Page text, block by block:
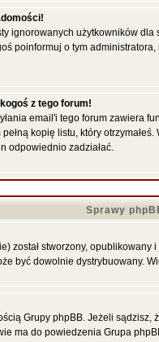
ignorowanych użytkowników
poinformuj o tym
z tego forum!
email'i tego forum zawiera
kopię listu, który
odpowiednio zadziałać.
Sprawy
został stworzony, opublikowany
być dowolnie dystrybuowany.
Grupy phpBB. Jeżeli
ma do powiedzenia Grupa